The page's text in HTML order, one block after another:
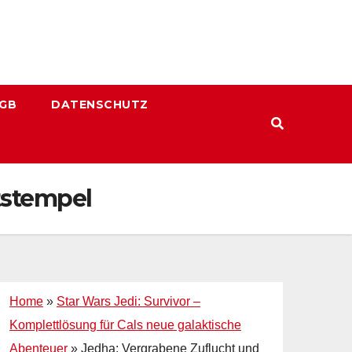
DATENSCHUTZ
Home » Star Wars Jedi: Survivor –
Komplettlösung für Cals neue galaktische
Abenteuer » Jedha: Vergrabene Zuflucht und